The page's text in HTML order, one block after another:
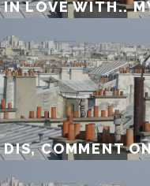
IN LOVE WITH..
DIS, COMMENT